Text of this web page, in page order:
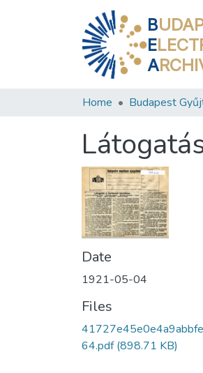
B
E
A
Home Budapest
Date
1921-05-04
Files
64.pdf(898.71 KB)